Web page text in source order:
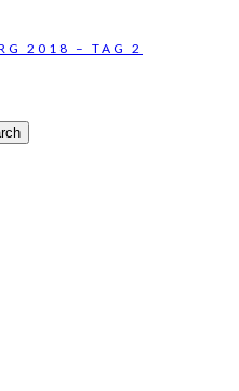
2018 – TAG 2